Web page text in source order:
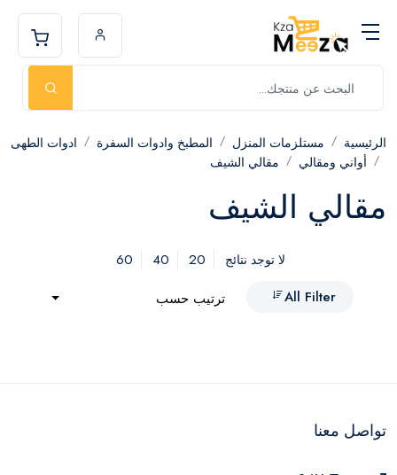
الرئيسية مستلزمات المنزل المطبخ وادوات السفرة
ادوات الطهى
أواني ومقالي
مقالي الشيف
مقالي الشيف
لا توجد نتائج 20
40
60
All Filter
ترتيب حسب
تواصل معنا